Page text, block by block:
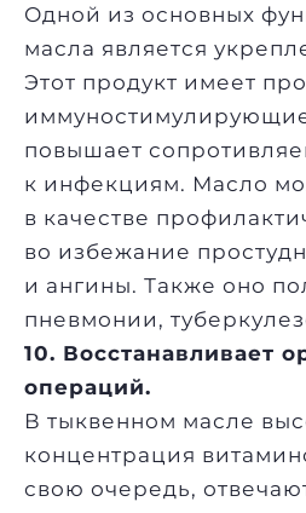
Одной из основных
масла является
Этот продукт имеет
повышает
к инфекциям. Масло
в качестве
во избежание
и ангины. Также оно
пневмонии,
10. Восстанавливает
операций.
В тыквенном масле
концентрация
свою очередь,